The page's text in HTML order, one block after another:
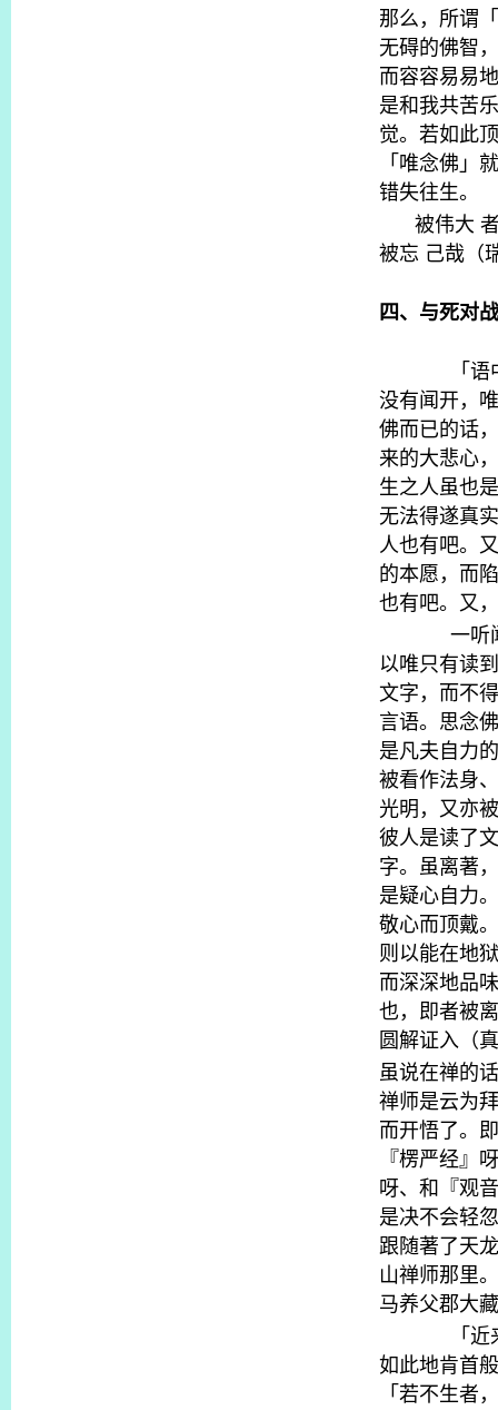
那么，所谓
无碍的佛智
而容容易易
是和我共苦
觉。若如此
「唯念佛」
错失往生。
被伟大
被忘 己哉（
四、与死对战
「
没有闻开，
佛而已的话
来的大悲心
生之人虽也
无法得遂真
人也有吧。
的本愿，而
也有吧。又
一听
以唯只有读
文字，而不
言语。思念
是凡夫自力
被看作法身
光明，又亦
彼人是读了
字。虽离著
是疑心自力
敬心而顶戴
则以能在地
而深深地品
也，即者被
圆解证入（
虽说在禅的
禅师是云为
而开悟了。
『楞严经』
呀、和『观
是决不会轻
跟随著了天
山禅师那里
马养父郡大
「
如此地肯首
「若不生者